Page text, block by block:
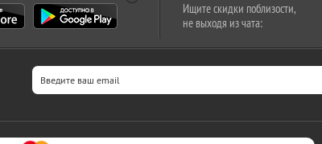
Ищите скидки поблизости,
не выходя из чата: